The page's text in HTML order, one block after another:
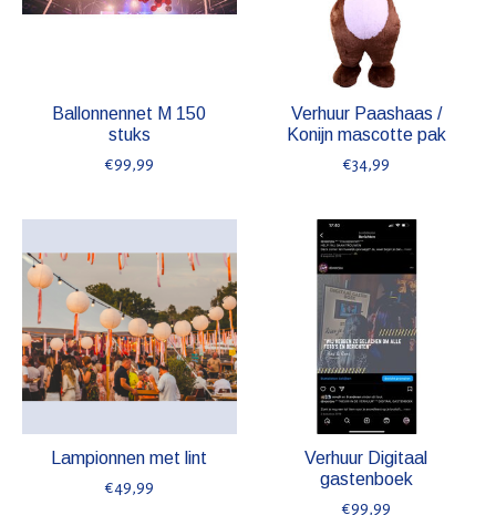
Ballonnennet M 150
stuks
€99,99
Verhuur Paashaas /
Konijn mascotte pak
€34,99
Lampionnen met lint
€49,99
Verhuur Digitaal
gastenboek
€99,99